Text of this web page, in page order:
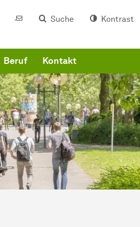
Suche Kontrast
Beruf Kontakt